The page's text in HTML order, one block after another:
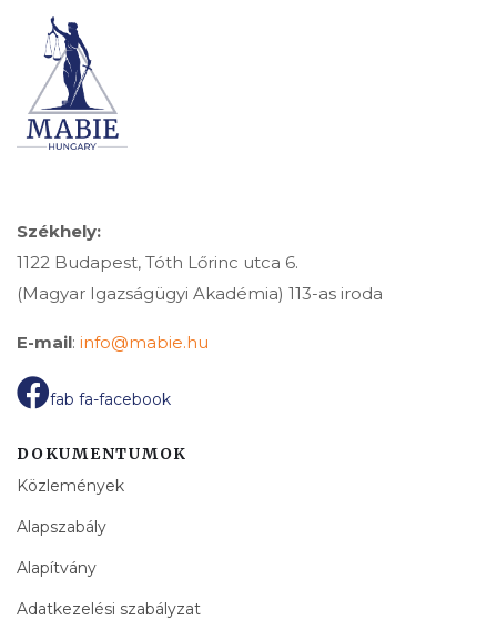
Székhely:
1122 Budapest, Tóth Lőrinc utca 6.
(Magyar Igazságügyi Akadémia) 113-as iroda
E-mail: info@mabie.hu
fab fa-facebook
DOKUMENTUMOK
Közlemények
Alapszabály
Alapítvány
Adatkezelési szabályzat